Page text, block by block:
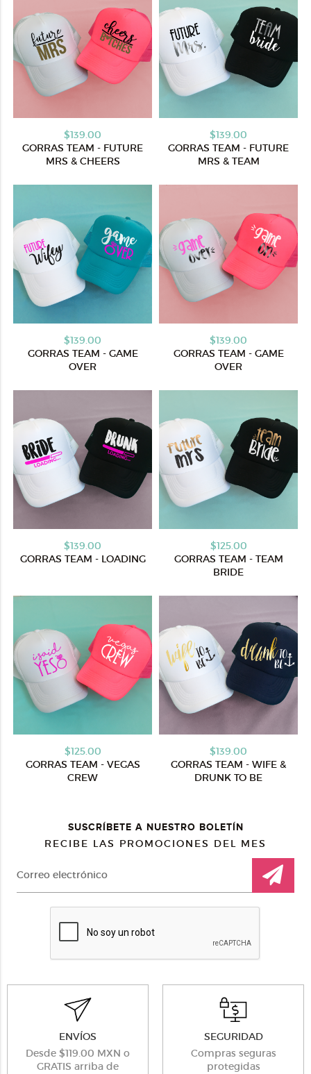
$139.00
GORRAS TEAM - FUTURE
MRS & CHEERS
$139.00
GORRAS TEAM - FUTURE
MRS & TEAM
$139.00
GORRAS TEAM - GAME
OVER
$139.00
GORRAS TEAM - GAME
OVER
$139.00
GORRAS TEAM - LOADING
$125.00
GORRAS TEAM - TEAM
BRIDE
$125.00
GORRAS TEAM - VEGAS
CREW
$139.00
GORRAS TEAM - WIFE &
DRUNK TO BE
SUSCRÍBETE A NUESTRO BOLETÍN
RECIBE LAS PROMOCIONES DEL MES
ENVÍOS
Desde $119.00 MXN o
GRATIS arriba de
SEGURIDAD
Compras seguras
protegidas